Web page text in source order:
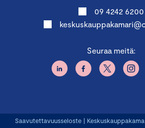
09 4242 6200
Seuraa meitä:
Saavutettavuusseloste |